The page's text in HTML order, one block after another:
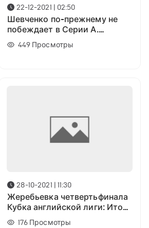
22-12-2021 | 02:50
Шевченко по-прежнему не
побеждает в Серии А.
«Барселона» сыграла
вничью: Результаты матчей
449 Просмотры
28-10-2021 | 11:30
Жеребьевка четвертьфинала
Кубка английской лиги: Итоги
жеребьевки
176 Просмотры